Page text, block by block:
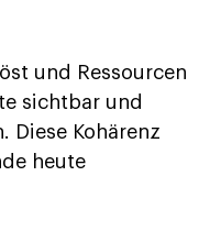
und Ressourcen
sichtbar und
Diese Kohärenz
heute